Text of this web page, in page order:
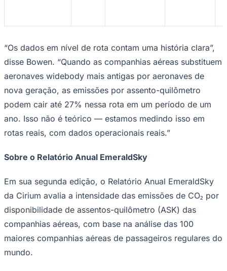
Athletico-PR
“Os dados em nível de rota contam uma história clara”,
disse Bowen. “Quando as companhias aéreas substituem
aeronaves widebody mais antigas por aeronaves de
nova geração, as emissões por assento-quilômetro
podem cair até 27% nessa rota em um período de um
ano. Isso não é teórico — estamos medindo isso em
rotas reais, com dados operacionais reais.”
Sobre o Relatório Anual EmeraldSky
Em sua segunda edição, o Relatório Anual EmeraldSky
da Cirium avalia a intensidade das emissões de CO₂ por
disponibilidade de assentos-quilômetro (ASK) das
companhias aéreas, com base na análise das 100
maiores companhias aéreas de passageiros regulares do
mundo.